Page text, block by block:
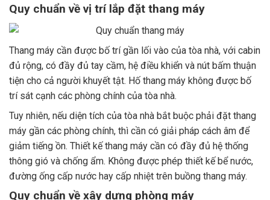
Quy chuẩn về vị trí lắp đặt thang máy
Thang máy cần được bố trí gần lối vào của tòa nhà, với cabin
đủ rộng, có đầy đủ tay cầm, hệ điều khiển và nút bấm thuận
tiện cho cả người khuyết tật. Hố thang máy không được bố
trí sát cạnh các phòng chính của tòa nhà.
Tuy nhiên, nếu diện tích của tòa nhà bắt buộc phải đặt thang
máy gần các phòng chính, thì cần có giải pháp cách âm để
giảm tiếng ồn. Thiết kế thang máy cần có đầy đủ hệ thống
thông gió và chống ẩm. Không được phép thiết kế bể nước,
đường ống cấp nước hay cấp nhiệt trên buồng thang máy.
Quy chuẩn về xây dựng phòng máy